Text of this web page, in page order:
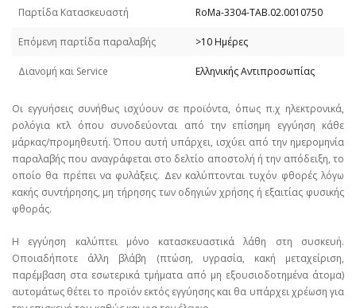
Παρτίδα Κατασκευαστή RoMa-3304-TAB.02.0010750
Επόμενη παρτίδα παραλαβής >10 Ημέρες
Διανομή και Service Ελληνικής Αντιπροσωπίας
Οι εγγυήσεις συνήθως ισχύουν σε προϊόντα, όπως π.χ ηλεκτρονικά,
ρολόγια κτλ όπου συνοδεύονται από την επίσημη εγγύηση κάθε
μάρκας/προμηθευτή. Όπου αυτή υπάρχει, ισχύει από την ημερομηνία
παραλαβής που αναγράφεται στο δελτίο αποστολή ή την απόδειξη, το
οποίο θα πρέπει να φυλάξεις. Δεν καλύπτονται τυχόν φθορές λόγω
κακής συντήρησης, μη τήρησης των οδηγιών χρήσης ή εξαιτίας φυσικής
φθοράς.
Η εγγύηση καλύπτει μόνο κατασκευαστικά λάθη στη συσκευή.
Οποιαδήποτε άλλη βλάβη (πτώση, υγρασία, κακή μεταχείριση,
παρέμβαση στα εσωτερικά τμήματα από μη εξουσιοδοτημένα άτομα)
αυτομάτως θέτει το προϊόν εκτός εγγύησης και θα υπάρχει χρέωση για